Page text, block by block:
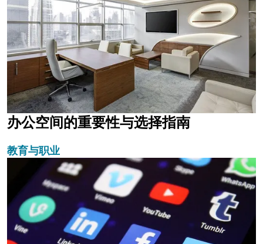
办公空间的重要性与选择指南
教育与职业